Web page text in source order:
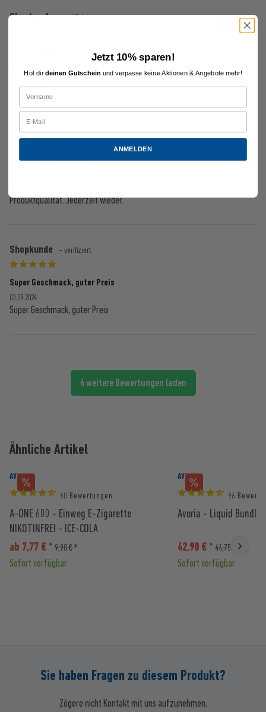
Shopkunde - verifiziert
Gute ware
Shopkunde
Wie immer stimmt alles!
Produktqualität. Jederzeit wieder.
Shopkunde - verifiziert
Super Geschmack, guter Preis
03.09.2024
Super Geschmack, guter Preis
6 weitere Bewertungen laden
Ähnliche Artikel
AVORIA
60 Bewertungen
A-ONE 600 - Einweg E-Zigarette
NIKOTINFREI - ICE-COLA
ab 7,77 € * 9,90 € *
Sofort verfügbar
AVORIA
96
Avoria - Liquid Bundle
42,90 € * 44,75 € *
Sofort verfügbar
Sie haben Fragen zu diesem Produkt?
Zögere nicht Kontakt mit uns aufzunehmen.
Jetzt 10% sparen!
Hol dirdeinen Gutschein und verpasse keine Aktionen & Angebote mehr!
ANMELDEN